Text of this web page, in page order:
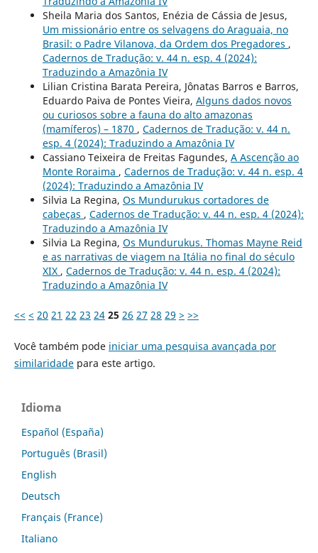
Sheila Maria dos Santos, Enézia de Cássia de Jesus,
Um missionário entre os selvagens do Araguaia, no
Brasil: o Padre Vilanova, da Ordem dos Pregadores ,
Cadernos de Tradução: v. 44 n. esp. 4 (2024):
Traduzindo a Amazônia IV
Lilian Cristina Barata Pereira, Jônatas Barros e Barros,
Eduardo Paiva de Pontes Vieira, Alguns dados novos
ou curiosos sobre a fauna do alto amazonas
(mamíferos) – 1870 , Cadernos de Tradução: v. 44 n.
esp. 4 (2024): Traduzindo a Amazônia IV
Cassiano Teixeira de Freitas Fagundes, A Ascenção ao
Monte Roraima , Cadernos de Tradução: v. 44 n. esp. 4
(2024): Traduzindo a Amazônia IV
Silvia La Regina, Os Mundurukus cortadores de
cabeças , Cadernos de Tradução: v. 44 n. esp. 4 (2024):
Traduzindo a Amazônia IV
Silvia La Regina, Os Mundurukus. Thomas Mayne Reid
e as narrativas de viagem na Itália no final do século
XIX , Cadernos de Tradução: v. 44 n. esp. 4 (2024):
Traduzindo a Amazônia IV
<< < 20 21 22 23 24 25 26 27 28 29 > >>
Você também pode iniciar uma pesquisa avançada por
similaridadepara este artigo.
Idioma
Español (España)
Português (Brasil)
English
Deutsch
Français (France)
Italiano